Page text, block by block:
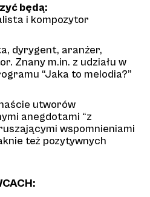
będą:
i kompozytor​
dyrygent, aranżer,
Znany m.in. z udziału w
“Jaka to melodia?”
utworów
anegdotami “z
wspomnieniami
też pozytywnych